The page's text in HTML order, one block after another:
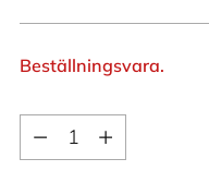
Beställningsvara.
Kvantitet
Kvantitet